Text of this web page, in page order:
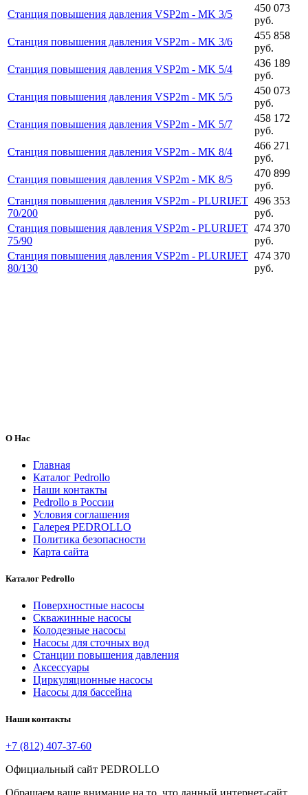
Станция повышения давления VSP2m - MK 3/5
450 073
руб.
Станция повышения давления VSP2m - MK 3/6
455 858
руб.
Станция повышения давления VSP2m - MK 5/4
436 189
руб.
Станция повышения давления VSP2m - MK 5/5
450 073
руб.
Станция повышения давления VSP2m - MK 5/7
458 172
руб.
Станция повышения давления VSP2m - MK 8/4
466 271
руб.
Станция повышения давления VSP2m - MK 8/5
470 899
руб.
Станция повышения давления VSP2m - PLURIJET
70/200
496 353
руб.
Станция повышения давления VSP2m - PLURIJET
75/90
474 370
руб.
Станция повышения давления VSP2m - PLURIJET
80/130
474 370
руб.
О Нас
Главная
Каталог Pedrollo
Наши контакты
Pedrollo в России
Условия соглашения
Галерея PEDROLLO
Политика безопасности
Карта сайта
Каталог Pedrollo
Поверхностные насосы
Скважинные насосы
Колодезные насосы
Насосы для сточных вод
Станции повышения давления
Аксессуары
Циркуляционные насосы
Насосы для бассейна
Наши контакты
+7 (812) 407-37-60
Официальный сайт PEDROLLO